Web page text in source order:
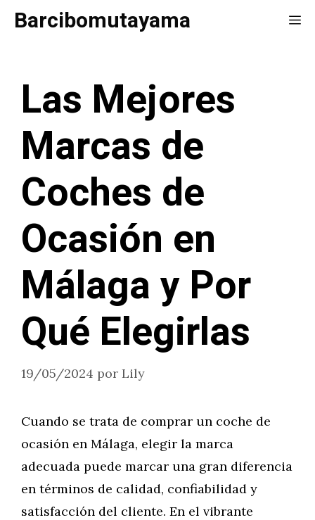
SaltarBarcibomutayama
Las Mejores
Marcas de
Coches de
Ocasión en
Málaga y Por
Qué Elegirlas
19/05/2024 por Lily
Cuando se trata de comprar un coche de
ocasión en Málaga, elegir la marca
adecuada puede marcar una gran diferencia
en términos de calidad, confiabilidad y
satisfacción del cliente. En el vibrante